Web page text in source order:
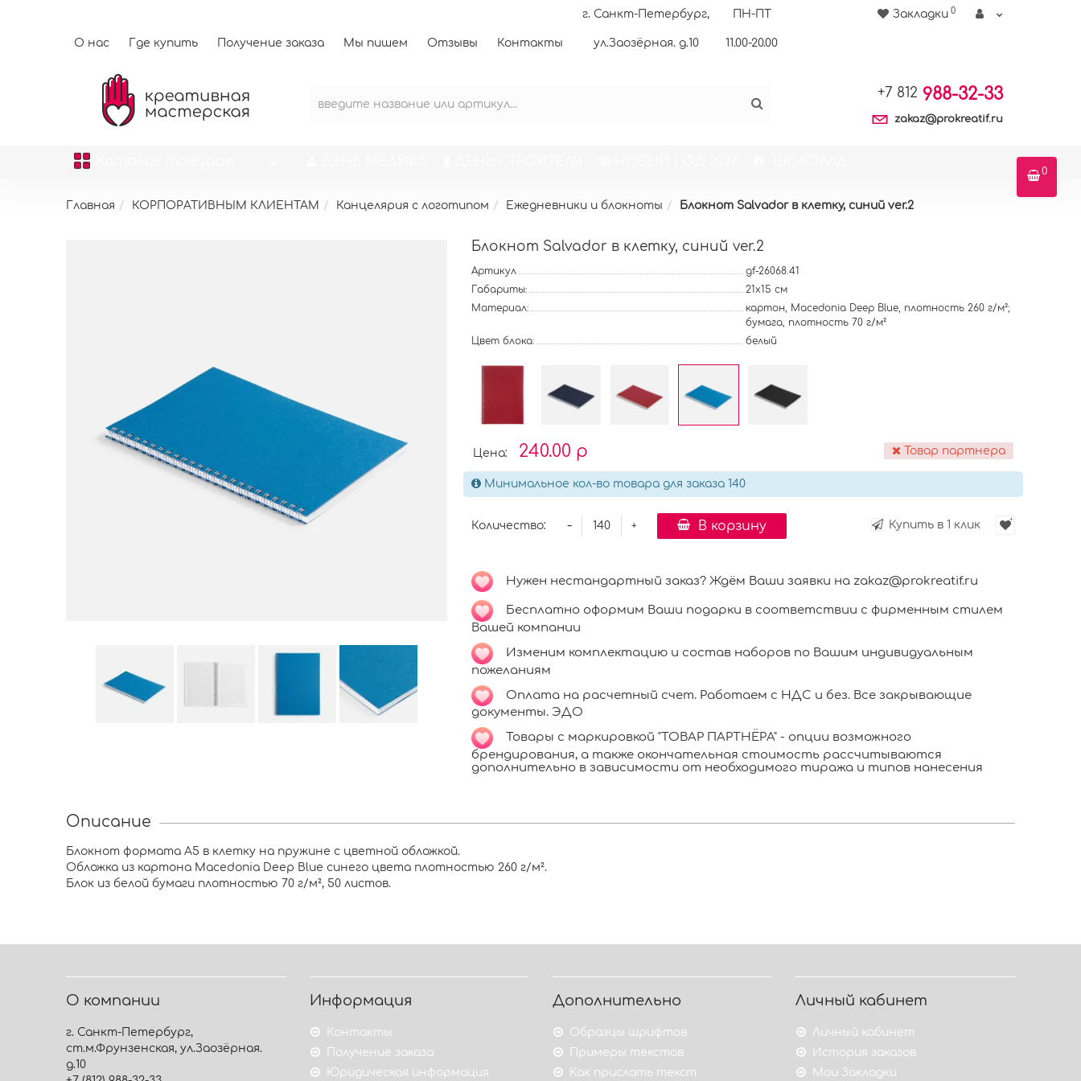
О нас Где купить Получение заказа Мы пишем Отзывы Контакты
г. Санкт-Петербург,
ул.Заозёрная. д.10
ПН-ПТ
11.00-20.00
Закладки 0
+7 812 988-32-33
zakaz@prokreatif.ru
0
Главная КОРПОРАТИВНЫМ КЛИЕНТАМ Канцелярия с логотипом Ежедневники и блокноты Блокнот Salvador в клетку, синий ver.2
Блокнот Salvador в клетку, синий ver.2
Артикул
gf-26068.41
Габариты:
21x15 см
Материал:
картон, Macedonia Deep Blue, плотность 260 г/м²;
бумага, плотность 70 г/м²
Цвет блока:
белый
Цена: 240.00 р Товар партнера
Минимальное кол-во товара для заказа 140
Количество: +
- В корзину Купить в 1 клик
Нужен нестандартный заказ? Ждём Ваши заявки на zakaz@prokreatif.ru
Бесплатно оформим Ваши подарки в соответствии с фирменным стилем
Вашей компании
Изменим комплектацию и состав наборов по Вашим индивидуальным
пожеланиям
Оплата на расчетный счет. Работаем с НДС и без. Все закрывающие
документы. ЭДО
Товары с маркировкой "ТОВАР ПАРТНЁРА" - опции возможного
брендирования, а также окончательная стоимость рассчитываются
дополнительно в зависимости от необходимого тиража и типов нанесения
Описание
Блокнот формата А5 в клетку на пружине с цветной обложкой.
Обложка из картона Macedonia Deep Blue синего цвета плотностью 260 г/м².
Блок из белой бумаги плотностью 70 г/м², 50 листов.
О компании
г. Санкт-Петербург,
ст.м.Фрунзенская, ул.Заозёрная.
д.10
Информация
Контакты
Получение заказа
Юридическая информация
Дополнительно
Образцы шрифтов
Примеры текстов
Как прислать текст
Личный кабинет
Личный кабинет
История заказов
Мои Закладки